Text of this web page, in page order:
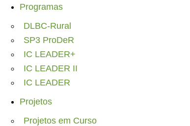
Programas
DLBC-Rural
SP3 ProDeR
IC LEADER+
IC LEADER II
IC LEADER
Projetos
Projetos em Curso